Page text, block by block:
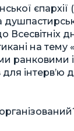
Всесвітніх
на тему
ранковими
інтерв’ю